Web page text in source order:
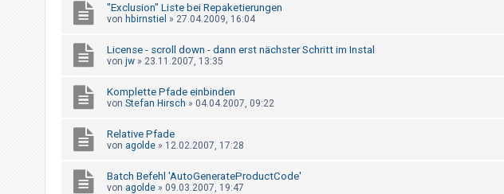
"Exclusion" Liste bei Repaketierungen
von hbirnstiel » 27.04.2009, 16:04
License - scroll down - dann erst nächster Schritt im Instal
von jw » 23.11.2007, 13:35
Komplette Pfade einbinden
von Stefan Hirsch » 04.04.2007, 09:22
Relative Pfade
von agolde » 12.02.2007, 17:28
Batch Befehl 'AutoGenerateProductCode'
von agolde » 09.03.2007, 19:47